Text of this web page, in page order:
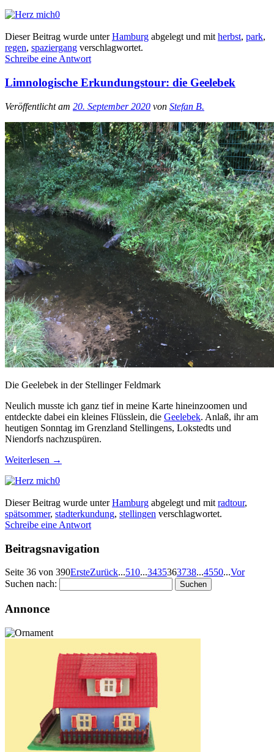
0
Dieser Beitrag wurde unterHamburg abgelegt und mitherbst, park,
regen, spaziergang verschlagwortet.
Schreibe eine Antwort
Limnologische Erkundungstour: die Geelebek
Veröffentlicht am 20. September 2020 von Stefan B.
Die Geelebek in der Stellinger Feldmark
Neulich musste ich ganz tief in meine Karte hineinzoomen und
entdeckte dabei ein kleines Flüsslein, die Geelebek. Anlaß, ihr am
heutigen Sonntag im Grenzland Stellingens, Lokstedts und
Niendorfs nachzuspüren.
Weiterlesen →
0
Dieser Beitrag wurde unterHamburg abgelegt und mit radtour,
spätsommer, stadterkundung, stellingen verschlagwortet.
Schreibe eine Antwort
Beitragsnavigation
Seite 36 von 390ErsteZurück...510...3435363738...4550...Vor
Suchen nach:
Annonce